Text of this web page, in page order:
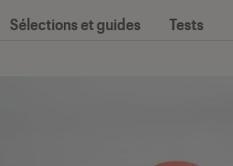
Sélections et guides Tests